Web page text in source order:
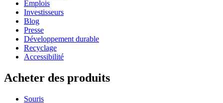
Emplois
Investisseurs
Blog
Presse
Développement durable
Recyclage
Accessibilité
Acheter des produits
Souris